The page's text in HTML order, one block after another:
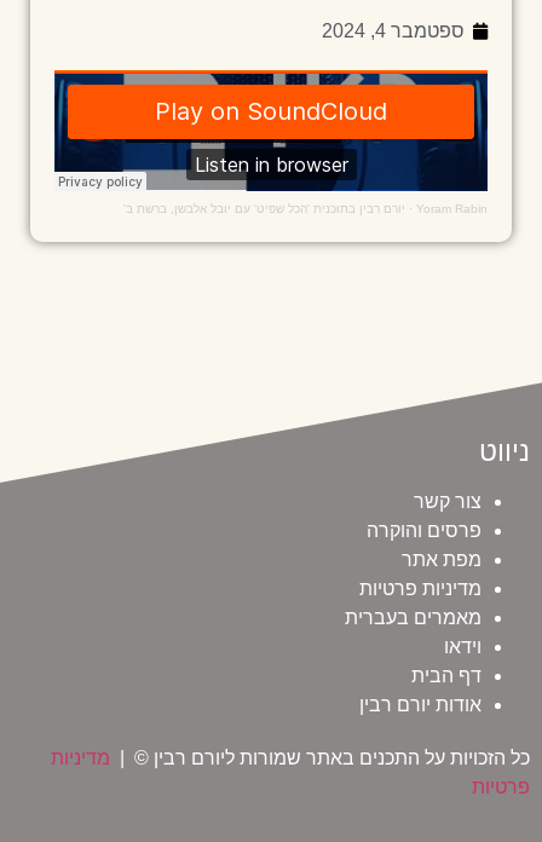
ספטמבר 4, 2024
Yoram Rabin
· יורם רבין בתוכנית 'הכל שפיט' עם יובל אלבשן, ברשת ב'
ניווט
צור קשר
פרסים והוקרה
מפת אתר
מדיניות פרטיות
מאמרים בעברית
וידאו
דף הבית
אודות יורם רבין
כל הזכויות על התכנים באתר שמורות ליורם רבין © | מדיניות
פרטיות